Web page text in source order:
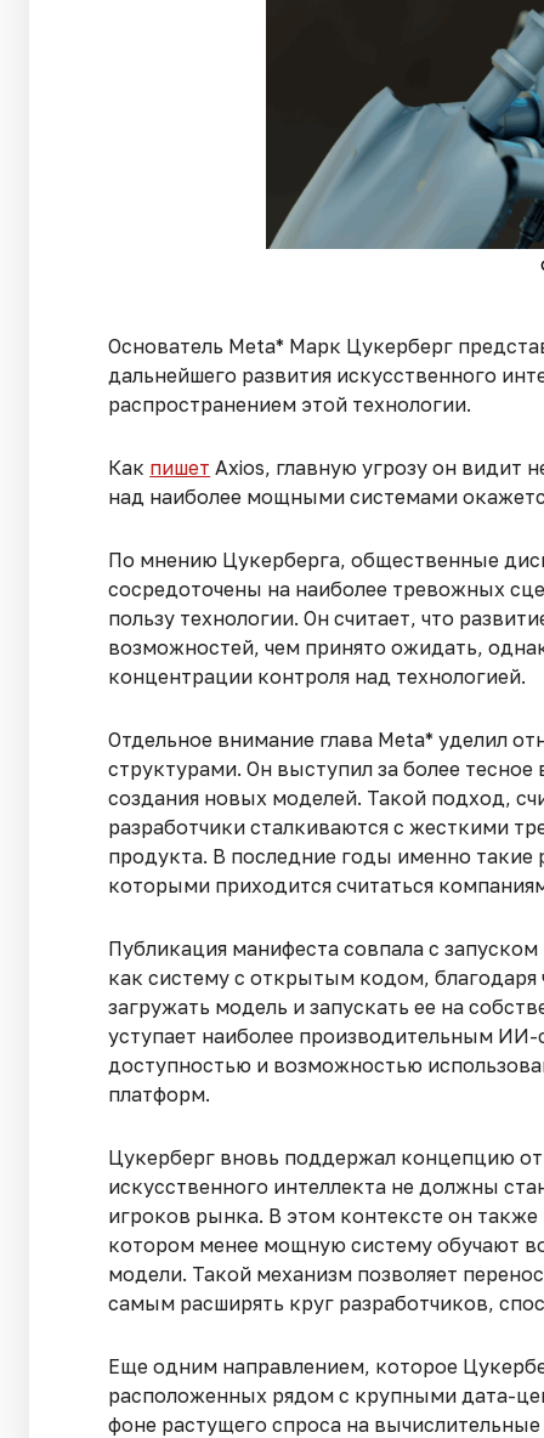
Основатель Meta* Марк Цукерберг
дальнейшего развития искусственного
распространением этой технологии.
Как пишет Axios, главную угрозу он видит
над наиболее мощными системами
По мнению Цукерберга, общественные
сосредоточены на наиболее тревожных
пользу технологии. Он считает, что
возможностей, чем принято ожидать,
концентрации контроля над технологией.
Отдельное внимание глава Meta* уделил
структурами. Он выступил за более
создания новых моделей. Такой подход,
разработчики сталкиваются с жесткими
продукта. В последние годы именно такие
которыми приходится считаться
Публикация манифеста совпала с
как систему с открытым кодом, благодаря
загружать модель и запускать ее на
уступает наиболее производительным
доступностью и возможностью
платформ.
Цукерберг вновь поддержал концепцию
искусственного интеллекта не должны
игроков рынка. В этом контексте он
котором менее мощную систему обучают
модели. Такой механизм позволяет
самым расширять круг разработчиков,
Еще одним направлением, которое
расположенных рядом с крупными дата-
фоне растущего спроса на